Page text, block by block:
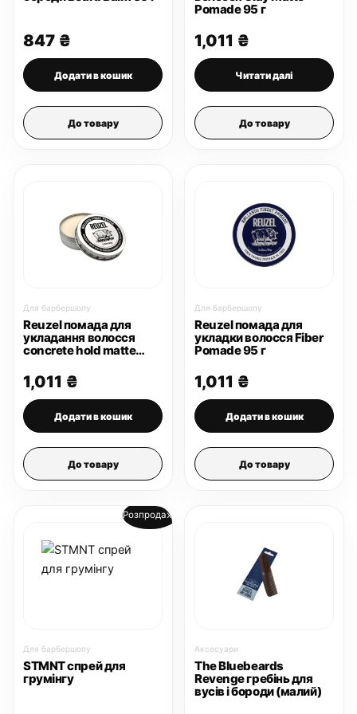
847 ₴
Додати в кошик
До товару
Pomade 95 г
1,011 ₴
Читати далі
До товару
Для барбершопу
Reuzel помада для
укладання волосся
concrete hold matte
1,011 ₴
Додати в кошик
До товару
Для барбершопу
Reuzel помада для
укладки волосся Fiber
Pomade 95 г
1,011 ₴
Додати в кошик
До товару
Розпродаж!
Для барбершопу
STMNT спрей для
грумінгу
Аксесуари
The Bluebeards
Revenge гребінь для
вусів і бороди (малий)